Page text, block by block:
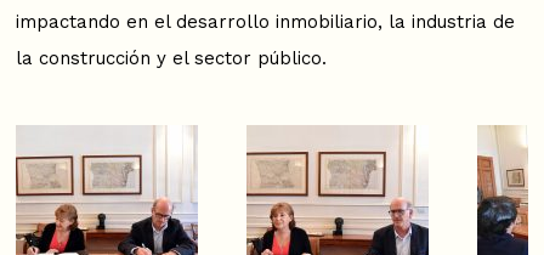
impactando en el desarrollo inmobiliario, la industria de
la construcción y el sector público.